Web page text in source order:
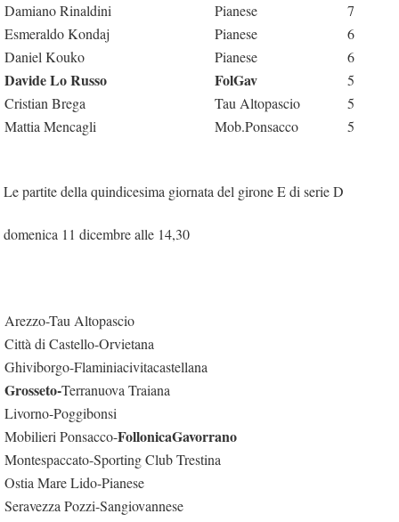
Damiano Rinaldini
Pianese
7
Esmeraldo Kondaj
Pianese
6
Daniel Kouko
Pianese 6
Davide Lo Russo FolGav
5
Cristian Brega
Tau Altopascio
5
Mattia Mencagli
Mob.Ponsacco 5
Le partite della quindicesima giornata del girone E di serie D
domenica 11 dicembre alle 14,30
Arezzo-Tau Altopascio
Città di Castello-Orvietana
Ghiviborgo-Flaminiacivitacastellana
Grosseto-Terranuova Traiana
Livorno-Poggibonsi
Mobilieri Ponsacco-FollonicaGavorrano
Montespaccato-Sporting Club Trestina
Ostia Mare Lido-Pianese
Seravezza Pozzi-Sangiovannese